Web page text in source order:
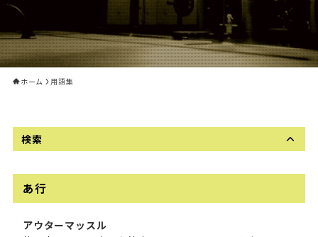
ブログ
ワンコイン(¥500)
会員規則
ホーム 用語集
検索
あ行
アウターマッスル